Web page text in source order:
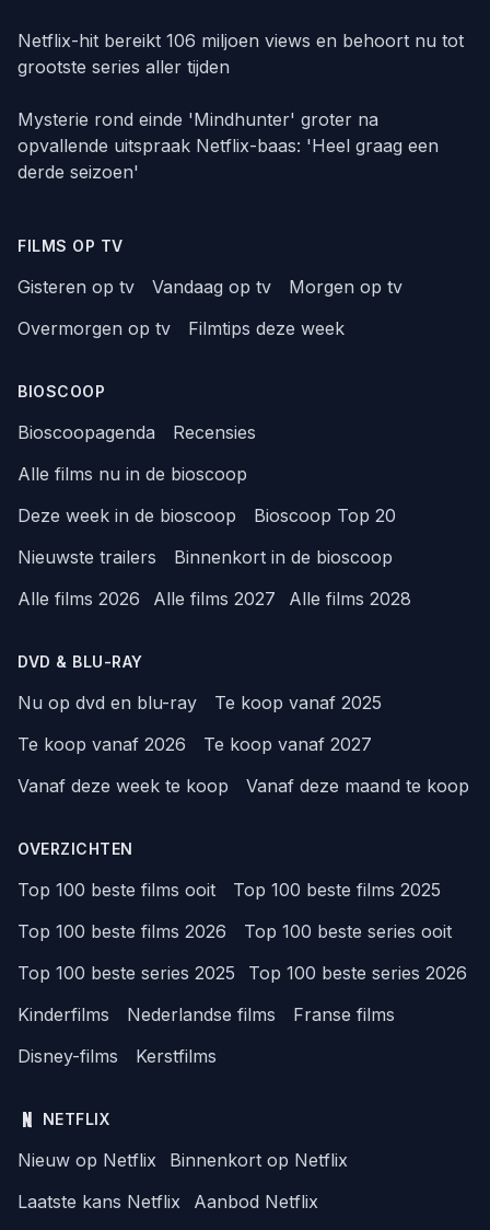
Netflix-hit bereikt 106 miljoen views en behoort nu tot
grootste series aller tijden
Mysterie rond einde 'Mindhunter' groter na
opvallende uitspraak Netflix-baas: 'Heel graag een
derde seizoen'
FILMS OP TV
Gisteren op tv Vandaag op tv
Morgen op tv
Overmorgen op tv
Filmtips deze week
BIOSCOOP
Bioscoopagenda
Recensies
Alle films nu in de bioscoop
Deze week in de bioscoop
Bioscoop Top 20
Nieuwste trailers
Binnenkort in de bioscoop
Alle films 2026
Alle films 2027 Alle films 2028
DVD & BLU-RAY
Nu op dvd en blu-ray
Te koop vanaf 2025
Te koop vanaf 2026
Te koop vanaf 2027
Vanaf deze week te koop
Vanaf deze maand te koop
OVERZICHTEN
Top 100 beste films ooit
Top 100 beste films 2025
Top 100 beste films 2026
Top 100 beste series ooit
Top 100 beste series 2025
Top 100 beste series 2026
Kinderfilms
Nederlandse films
Franse films
Disney-films
Kerstfilms
NETFLIX
Nieuw op Netflix
Binnenkort op Netflix
Laatste kans Netflix
Aanbod Netflix